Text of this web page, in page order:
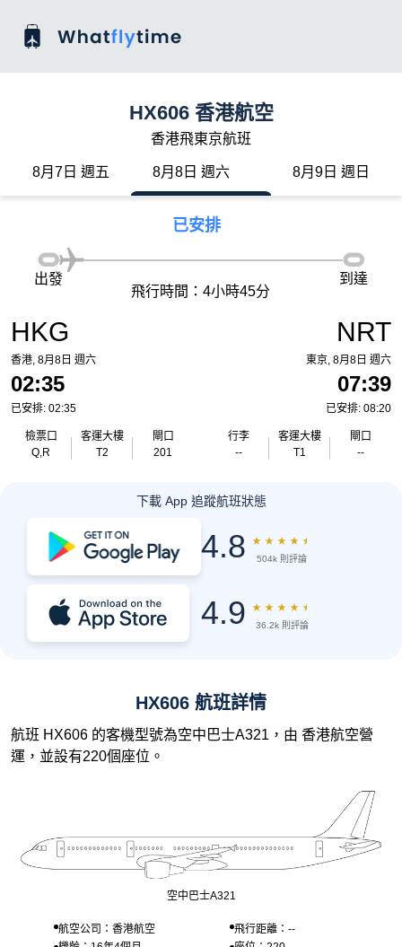
HX606 香港航空
香港飛東京航班
8月7日 週五 8月8日 週六 8月9日 週日
已安排
HKG
香港, 8月8日 週六
02:35
已安排: 02:35
檢票口
Q,R
客運大樓
T2
閘口
201
出發
飛行時間：4小時45分
到達
NRT
東京, 8月8日 週六
07:39
已安排: 08:20
行李
--
客運大樓
T1
閘口
--
下載 App 追蹤航班狀態
4.8 ★ ★ ★ ★ ★
504k 則評論
4.9 ★ ★ ★ ★ ★
36.2k 則評論
HX606 航班詳情
航班 HX606 的客機型號為空中巴士A321，由 香港航空營
運，並設有220個座位。
空中巴士A321
航空公司：香港航空
飛行距離：--